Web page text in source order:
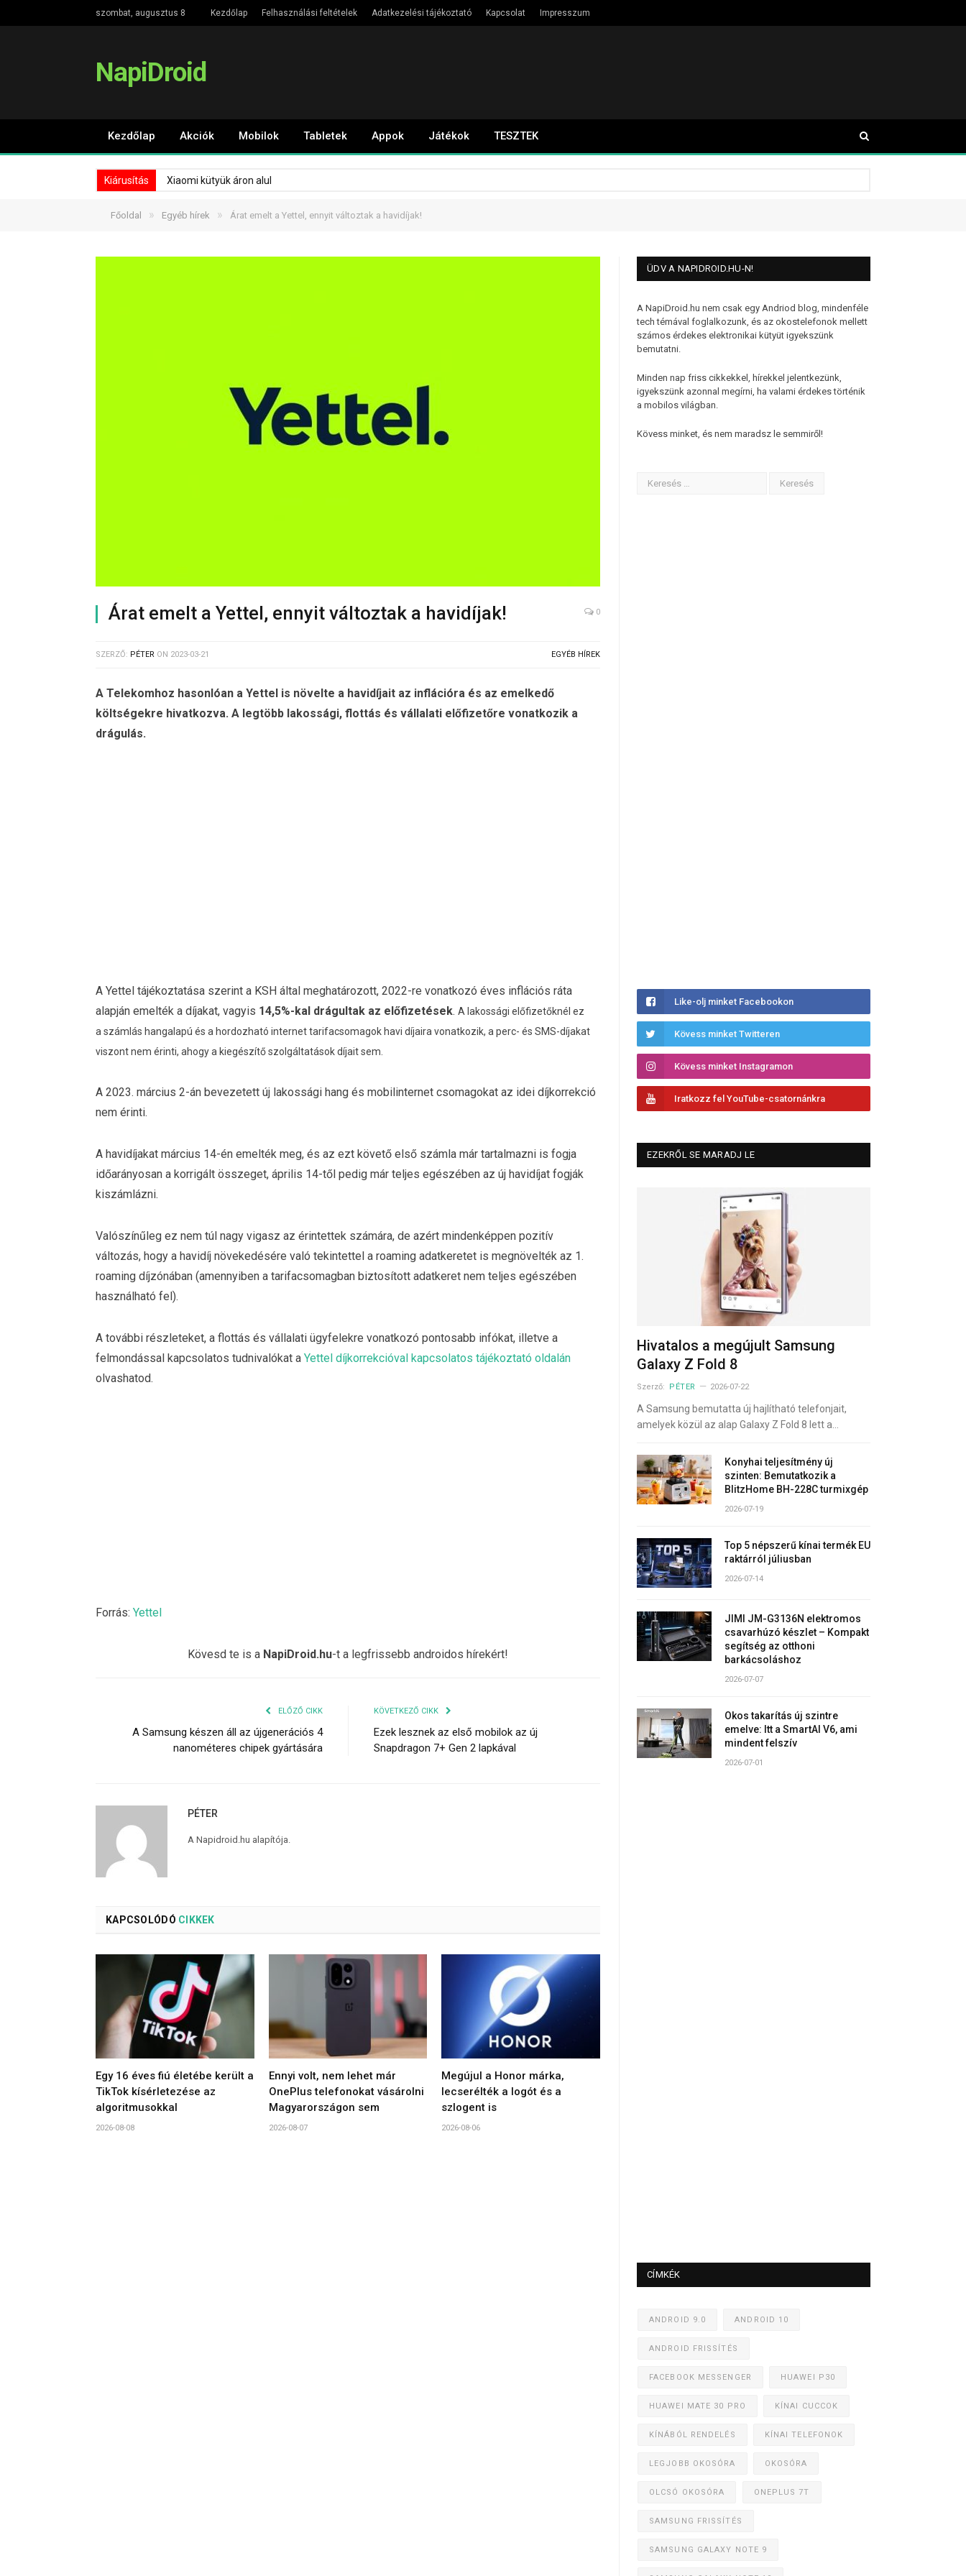
szombat, augusztus 8 Kezdőlap Felhasználási feltételek Adatkezelési tájékoztató Kapcsolat Impresszum
NapiDroid
Kezdőlap Akciók Mobilok Tabletek Appok Játékok TESZTEK
Kiárusítás Xiaomi kütyük áron alul
Főoldal » Egyéb hírek » Árat emelt a Yettel, ennyit változtak a havidíjak!
Árat emelt a Yettel, ennyit változtak a havidíjak! 0
SZERZŐ: PÉTER ON 2023-03-21 EGYÉB HÍREK
A Telekomhoz hasonlóan a Yettel is növelte a havidíjait az inflációra és az emelkedő
költségekre hivatkozva. A legtöbb lakossági, flottás és vállalati előfizetőre vonatkozik a
drágulás.
A Yettel tájékoztatása szerint a KSH által meghatározott, 2022-re vonatkozó éves inflációs ráta
alapján emelték a díjakat, vagyis 14,5%-kal drágultak az előfizetések. A lakossági előfizetőknél ez
a számlás hangalapú és a hordozható internet tarifacsomagok havi díjaira vonatkozik, a perc- és SMS-díjakat
viszont nem érinti, ahogy a kiegészítő szolgáltatások díjait sem.
A 2023. március 2-án bevezetett új lakossági hang és mobilinternet csomagokat az idei díjkorrekció
nem érinti.
A havidíjakat március 14-én emelték meg, és az ezt követő első számla már tartalmazni is fogja
időarányosan a korrigált összeget, április 14-től pedig már teljes egészében az új havidíjat fogják
kiszámlázni.
Valószínűleg ez nem túl nagy vigasz az érintettek számára, de azért mindenképpen pozitív
változás, hogy a havidíj növekedésére való tekintettel a roaming adatkeretet is megnövelték az 1.
roaming díjzónában (amennyiben a tarifacsomagban biztosított adatkeret nem teljes egészében
használható fel).
A további részleteket, a flottás és vállalati ügyfelekre vonatkozó pontosabb infókat, illetve a
felmondással kapcsolatos tudnivalókat a Yettel díjkorrekcióval kapcsolatos tájékoztató oldalán
olvashatod.
Forrás: Yettel
Kövesd te is a NapiDroid.hu-t a legfrissebb androidos hírekért!
ELŐZŐ CIKK
A Samsung készen áll az újgenerációs 4
nanométeres chipek gyártására
KÖVETKEZŐ CIKK
Ezek lesznek az első mobilok az új
Snapdragon 7+ Gen 2 lapkával
PÉTER
A Napidroid.hu alapítója.
KAPCSOLÓDÓ CIKKEK
Egy 16 éves fiú életébe került a
TikTok kísérletezése az
algoritmusokkal
2026-08-08
Ennyi volt, nem lehet már
OnePlus telefonokat vásárolni
Magyarországon sem
2026-08-07
Megújul a Honor márka,
lecserélték a logót és a
szlogent is
2026-08-06
ÜDV A NAPIDROID.HU-N!
A NapiDroid.hu nem csak egy Andriod blog, mindenféle
tech témával foglalkozunk, és az okostelefonok mellett
számos érdekes elektronikai kütyüt igyekszünk
bemutatni.
Minden nap friss cikkekkel, hírekkel jelentkezünk,
igyekszünk azonnal megírni, ha valami érdekes történik
a mobilos világban.
Kövess minket, és nem maradsz le semmiről!
Like-olj minket Facebookon
Kövess minket Twitteren
Kövess minket Instagramon
Iratkozz fel YouTube-csatornánkra
EZEKRŐL SE MARADJ LE
Hivatalos a megújult Samsung
Galaxy Z Fold 8
Szerző: PÉTER 2026-07-22
A Samsung bemutatta új hajlítható telefonjait,
amelyek közül az alap Galaxy Z Fold 8 lett a…
Konyhai teljesítmény új
szinten: Bemutatkozik a
BlitzHome BH-228C turmixgép
2026-07-19
Top 5 népszerű kínai termék EU
raktárról júliusban
2026-07-14
JIMI JM-G3136N elektromos
csavarhúzó készlet – Kompakt
segítség az otthoni
barkácsoláshoz
2026-07-07
Okos takarítás új szintre
emelve: Itt a SmartAI V6, ami
mindent felszív
2026-07-01
CÍMKÉK
ANDROID 9.0 ANDROID 10
ANDROID FRISSÍTÉS
FACEBOOK MESSENGER HUAWEI P30
HUAWEI MATE 30 PRO KÍNAI CUCCOK
KÍNÁBÓL RENDELÉS KÍNAI TELEFONOK
LEGJOBB OKOSÓRA OKOSÓRA
OLCSÓ OKOSÓRA ONEPLUS 7T
SAMSUNG FRISSÍTÉS
SAMSUNG GALAXY NOTE 9